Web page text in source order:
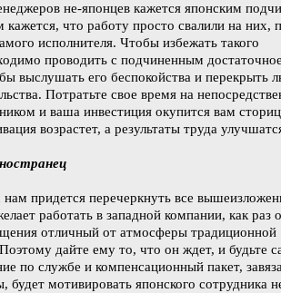
не-японцев кажется японским
что работу просто свалили на них,
исполнителя. Чтобы избежать такого
проводить с подчиненным
выслушать его беспокойства и перекрыть
Потратьте свое время на
и ваша инвестиция окупится вам
возрастет, а результаты труда
придется перечеркнуть все
работать в западной компании, как раз
отличный от атмосферы традиционной
дайте ему то, что он ждет, и будьте
по службе и компенсационный пакет,
будет мотивировать японского сотрудника